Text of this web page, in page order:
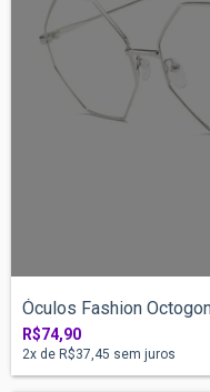
Óculos Fashion
R$74,90
2x de R$37,45 sem juros